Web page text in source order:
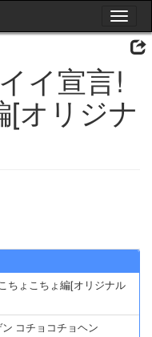
Toggle
イ宣言!
[オリジナ
ちょこちょ編[オリジナル
コチョコチョヘン